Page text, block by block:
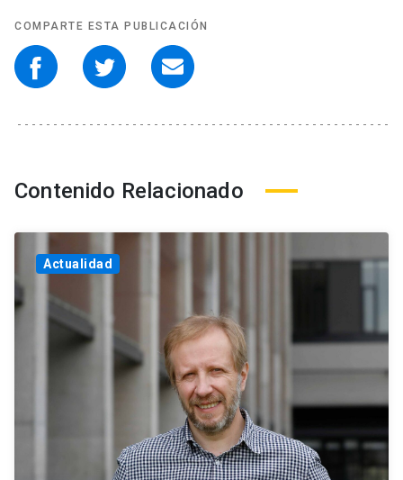
COMPARTE ESTA PUBLICACIÓN
Contenido Relacionado
Actualidad